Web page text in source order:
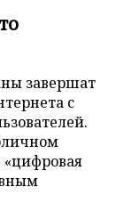
завершат
с
«цифровая